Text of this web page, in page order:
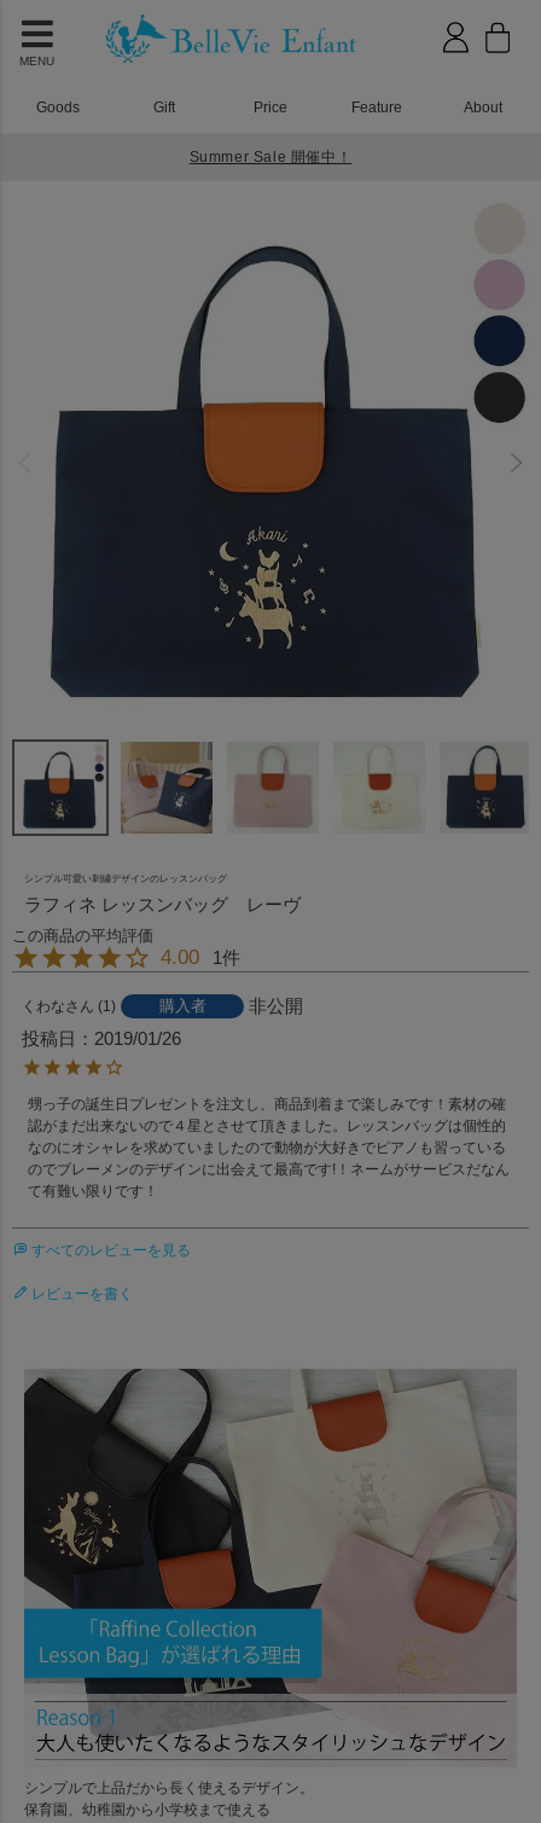
MENU
Goods Gift Price Feature About
Summer Sale 開催中！
ラフィネ レッスンバッグ レーヴ
シンプル可愛い刺繍デザインのレッスンバッグ
ラフィネ レッスンバッグ レーヴ
4.00 1
くわな 1 購入者
非公開
投稿日
2019/01/26
甥っ子の誕生日プレゼントを注文し、商品到着まで楽しみです！素材の確
認がまだ出来ないので４星とさせて頂きました。レッスンバッグは個性的
なのにオシャレを求めていましたので動物が大好きでピアノも習っている
のでブレーメンのデザインに出会えて最高です!！ネームがサービスだなん
て有難い限りです！
すべてのレビューを見る
レビューを書く
シンプルで上品だから長く使えるデザイン。
保育園、幼稚園から小学校まで使える